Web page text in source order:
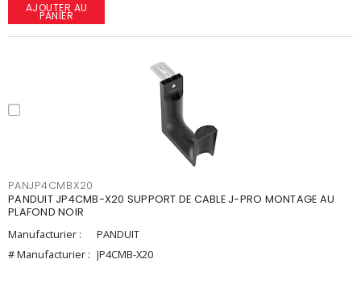
AJOUTER AU
PANIER
PANJP4CMBX20
PANDUIT JP4CMB-X20 SUPPORT DE CABLE J-PRO MONTAGE AU
PLAFOND NOIR
Manufacturier :
PANDUIT
# Manufacturier : JP4CMB-X20